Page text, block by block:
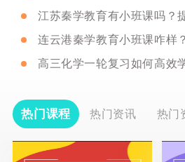
江苏秦学教育有小班课吗？
连云港秦学教育小班课咋样
热门课程 热门资讯 热门